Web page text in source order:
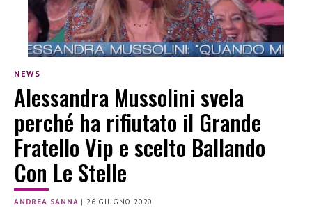
NEWS
Alessandra Mussolini svela
perché ha rifiutato il Grande
Fratello Vip e scelto Ballando
Con Le Stelle
ANDREA SANNA |26 GIUGNO 2020